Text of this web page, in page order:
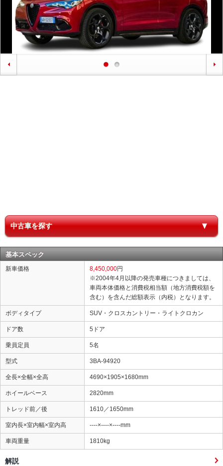
中古車を探す
基本スペック
新車価格 8,450,000円
※2004年4月以降の発売車種につきましては、
車両本体価格と消費税相当額（地方消費税額を
含む）を含んだ総額表示（内税）となります。
ボディタイプ SUV・クロスカントリー・ライトクロカン
ドア数 5ドア
乗員定員 5名
型式 3BA-94920
全長×全幅×全高 4690×1905×1680mm
ホイールベース 2820mm
トレッド前／後 1610／1650mm
室内長×室内幅×室内高 ----×----×----mm
車両重量 1810kg
解説